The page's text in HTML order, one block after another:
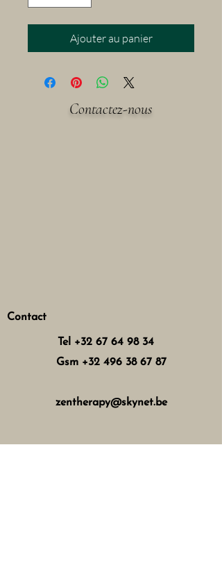
Ajouter au panier
Contactez-nous
Contact
Tel +32 67 64 98 34
Gsm +32 496 38 67 87
zentherapy@skynet.be